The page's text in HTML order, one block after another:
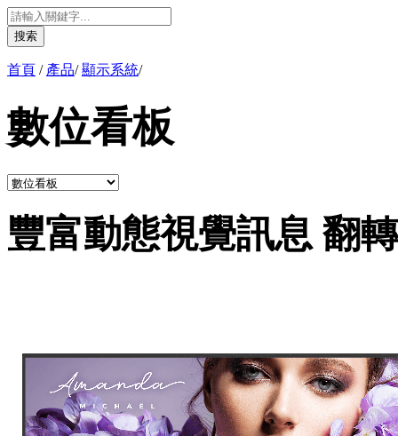
搜索
首頁 / 產品/ 顯示系統/
數位看板
豐富動態視覺訊息 翻